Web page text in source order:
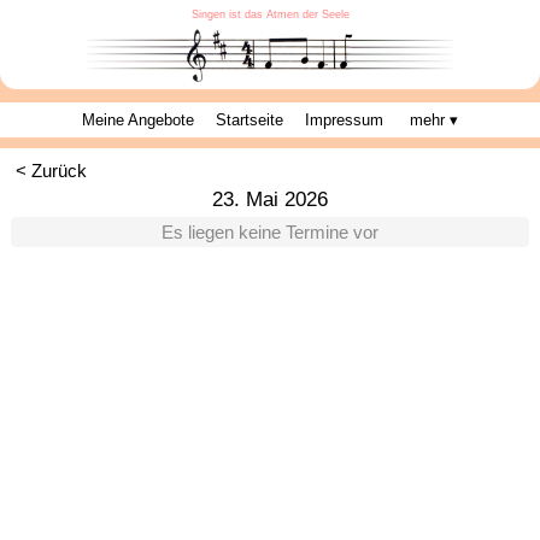
Singen ist das Atmen der Seele
Meine Angebote Startseite Impressum mehr ▾
< Zurück
23. Mai 2026
Es liegen keine Termine vor